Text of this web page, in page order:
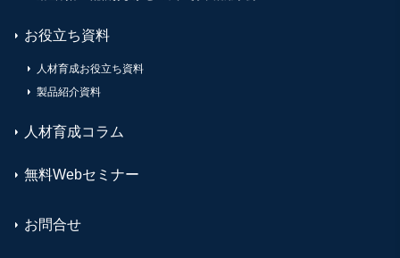
お役立ち資料
人材育成お役立ち資料
製品紹介資料
人材育成コラム
無料Webセミナー
お問合せ